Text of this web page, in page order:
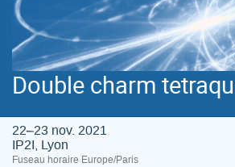
Double charm
22–23 nov. 2021
IP2I, Lyon
Fuseau horaire Europe/Paris